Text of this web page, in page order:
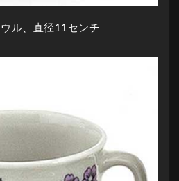
ル、直径11センチ